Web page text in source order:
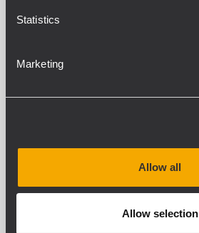
Statistics
Marketing
Allow all
Allow selection
(GPI)
8
Programmierbare GPO